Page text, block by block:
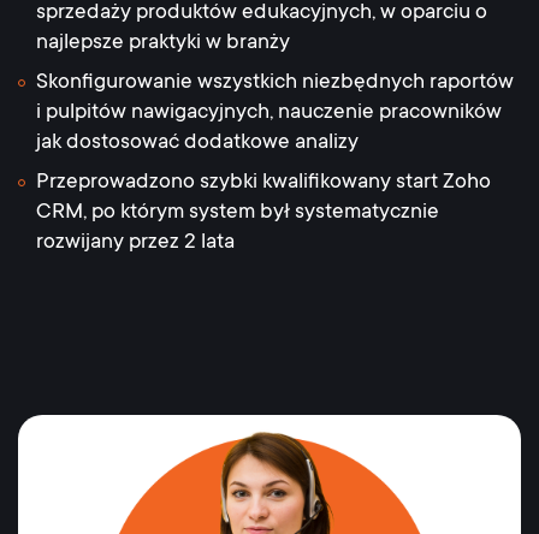
sprzedaży produktów edukacyjnych, w oparciu o
najlepsze praktyki w branży
Skonfigurowanie wszystkich niezbędnych raportów
i pulpitów nawigacyjnych, nauczenie pracowników
jak dostosować dodatkowe analizy
Przeprowadzono szybki kwalifikowany start Zoho
CRM, po którym system był systematycznie
rozwijany przez 2 lata